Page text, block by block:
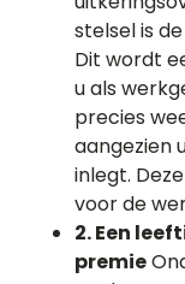
stelsel is
Dit wordt
u als
precies
aangezien
inlegt.
voor de
2. Een
premie